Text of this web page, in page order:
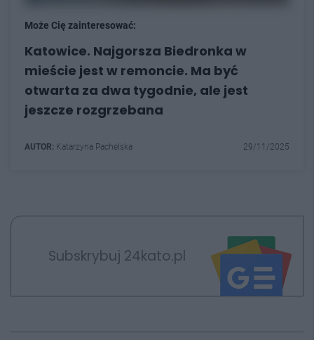
Może Cię zainteresować:
Katowice. Najgorsza Biedronka w
mieście jest w remoncie. Ma być
otwarta za dwa tygodnie, ale jest
jeszcze rozgrzebana
AUTOR: Katarzyna Pachelska 29/11/2025
Subskrybuj 24kato.pl